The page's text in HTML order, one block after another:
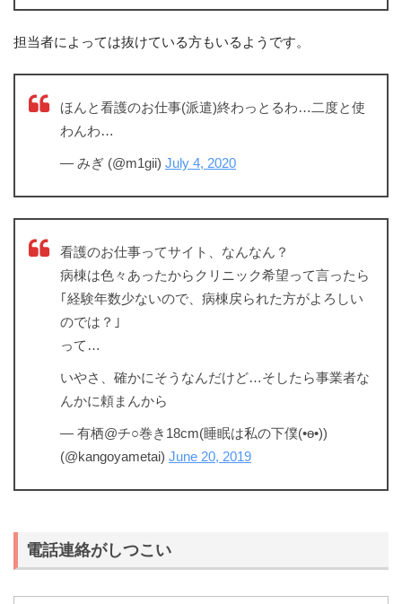
担当者によっては抜けている方もいるようです。
ほんと看護のお仕事(派遣)終わっとるわ…二度と使
わんわ…
— みぎ (@m1gii) July 4, 2020
看護のお仕事ってサイト、なんなん？
病棟は色々あったからクリニック希望って言ったら
｢経験年数少ないので、病棟戻られた方がよろしい
のでは？｣
って…
いやさ、確かにそうなんだけど…そしたら事業者な
んかに頼まんから
— 有栖@チ○巻き18cm(睡眠は私の下僕(•ө•))
(@kangoyametai) June 20, 2019
電話連絡がしつこい